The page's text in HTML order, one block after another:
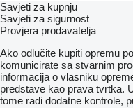
Savjeti za kupnju
Savjeti za sigurnost
Provjera prodavatelja
Ako odlučite kupiti opremu
komunicirate sa stvarnim
informacija o vlasniku
predstave kao prava tvrtka.
tome radi dodatne kontrole,